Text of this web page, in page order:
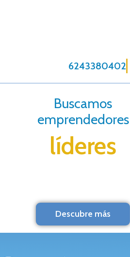
6243380402
Buscamos
emprendedores
líderes
Descubre más